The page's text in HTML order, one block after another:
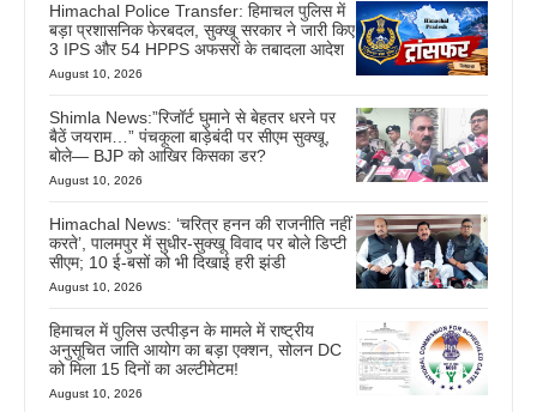
Himachal Police Transfer: हिमाचल पुलिस में
बड़ा प्रशासनिक फेरबदल, सुक्खू सरकार ने जारी किए
3 IPS और 54 HPPS अफसरों के तबादला आदेश
August 10, 2026
Shimla News:”रिजॉर्ट घुमाने से बेहतर धरने पर
बैठें जयराम…” पंचकूला बाड़ेबंदी पर सीएम सुक्खू,
बोले— BJP को आखिर किसका डर?
August 10, 2026
Himachal News: ‘चरित्र हनन की राजनीति नहीं
करते’, पालमपुर में सुधीर-सुक्खू विवाद पर बोले डिप्टी
सीएम; 10 ई-बसों को भी दिखाई हरी झंडी
August 10, 2026
हिमाचल में पुलिस उत्पीड़न के मामले में राष्ट्रीय
अनुसूचित जाति आयोग का बड़ा एक्शन, सोलन DC
को मिला 15 दिनों का अल्टीमेटम!
August 10, 2026